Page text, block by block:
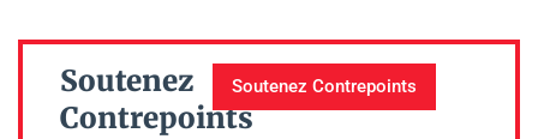
Soutenez
Contrepoints
Soutenez Contrepoints